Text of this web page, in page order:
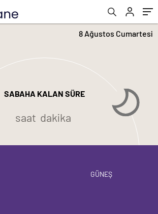
SABAHA KALAN SÜRE
saat dakika
8 Ağustos Cumartesi
GÜNEŞ